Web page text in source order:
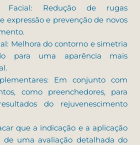
Facial: Redução de rugas
expressão e prevenção de novos
Melhora do contorno e simetria
para uma aparência mais
Em conjunto com
como preenchedores, para
do rejuvenescimento
que a indicação e a aplicação
de uma avaliação detalhada do